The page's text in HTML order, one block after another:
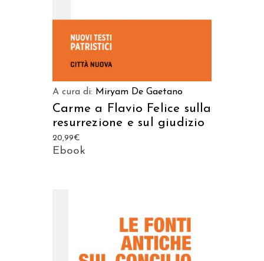
A cura di: Miryam De Gaetano
Carme a Flavio Felice sulla
resurrezione e sul giudizio
20,99€
Ebook